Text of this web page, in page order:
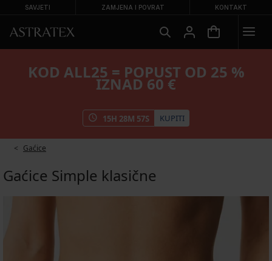
SAVJETI ZAMJENA I POVRAT KONTAKT
KOD ALL25 = POPUST OD 25 %
IZNAD 60 €
15H 28M 57S KUPITI
Gaćice
Gaćice Simple klasične